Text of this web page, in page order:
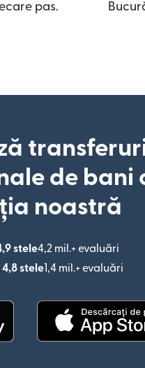
pas.
de bani
noastră
stele4,2 mil.+ evaluări
(se
stele1,4 mil.+ evaluări
(se